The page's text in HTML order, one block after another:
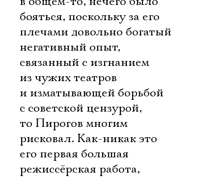
бояться, поскольку за его
плечами довольно богатый
негативный опыт,
связанный с изгнанием
из чужих театров
и изматывающей борьбой
с советской цензурой,
то Пирогов многим
рисковал. Как-никак это
его первая большая
режиссёрская работа,